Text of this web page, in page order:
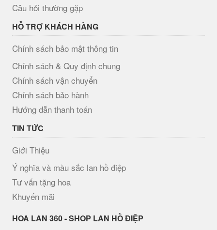
Câu hỏi thường gặp
HỖ TRỢ KHÁCH HÀNG
Chính sách bảo mật thông tin
Chính sách & Quy định chung
Chính sách vận chuyển
Chính sách bảo hành
Hướng dẫn thanh toán
TIN TỨC
Giới Thiệu
Ý nghĩa và màu sắc lan hồ điệp
Tư vấn tặng hoa
Khuyến mãi
H​OA LAN 360 - SHOP LAN HỒ ĐIỆP